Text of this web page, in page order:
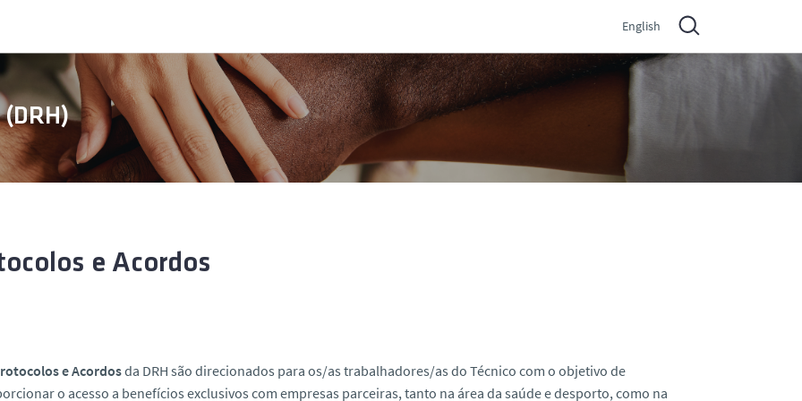
English
(DRH)
e Acordos
e Acordosda DRH são direcionados para os/as trabalhadores/as do Técnico com o objetivo de
o acesso a benefícios exclusivos com empresas parceiras, tanto na área da saúde e desporto, como na